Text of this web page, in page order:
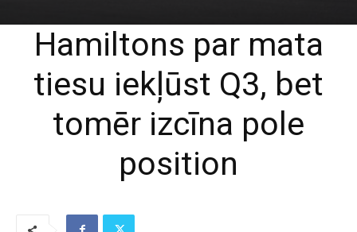
Hamiltons par mata
tiesu iekļūst Q3, bet
tomēr izcīna pole
position